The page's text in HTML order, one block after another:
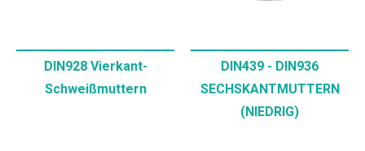
DIN928 Vierkant-
Schweißmuttern
DIN439 - DIN936
SECHSKANTMUTTERN
(NIEDRIG)